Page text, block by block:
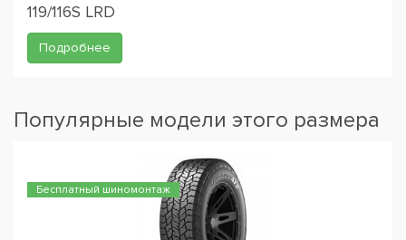
119/116S LRD
Подробнее
Популярные модели этого размера
Бесплатный шиномонтаж